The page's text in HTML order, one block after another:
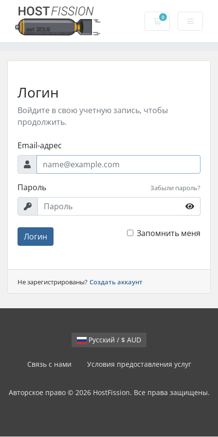
0
Корзина
Логин
Войдите в свою учетную запись, чтобы
продолжить.
Email-адрес
Пароль Забыли пароль?
Логин Запомнить меня
Не зарегистрированы? Создать аккаунт
Русский / $ AUD
Связь с нами Условия предоставления услуг
Авторское право © 2026 HostFission. Все права защищены.